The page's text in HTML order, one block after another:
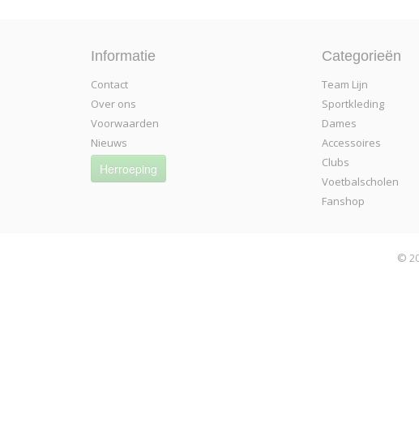
Informatie
Contact
Over ons
Voorwaarden
Nieuws
Herroeping
Categorieën
Team Lijn
Sportkleding
Dames
Accessoires
Clubs
Voetbalscholen
Fanshop
©